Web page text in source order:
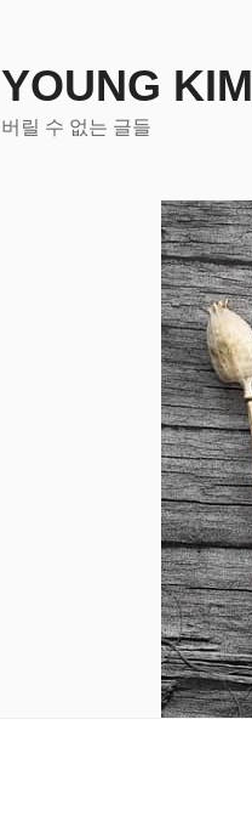
YOUNG KIM
버릴 수 없는 글들